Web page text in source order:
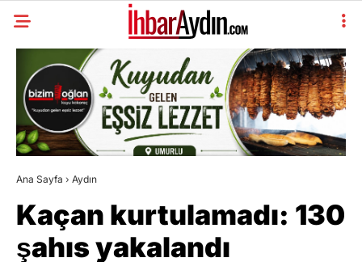
Ana Sayfa › Aydın
Kaçan kurtulamadı: 130
şahıs yakalandı